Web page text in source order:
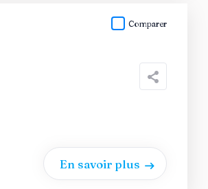
Comparer
En savoir plus